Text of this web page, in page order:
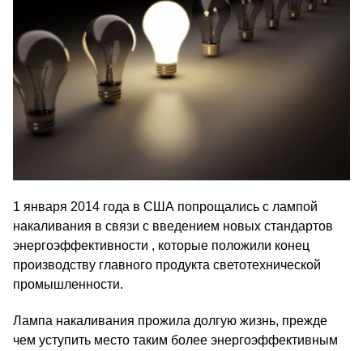
1 января 2014 года в США попрощались с лампой
накаливания в связи с введением новых стандартов
энергоэффективности , которые положили конец
производству главного продукта светотехнической
промышленности.
Лампа накаливания прожила долгую жизнь, прежде
чем уступить место таким более энергоэффективным